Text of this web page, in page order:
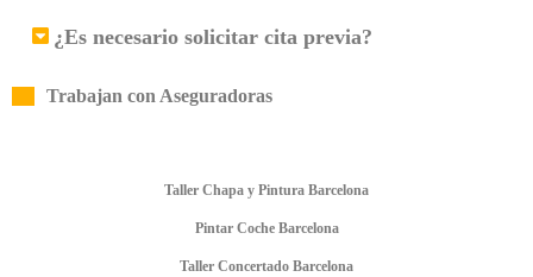
¿Es necesario solicitar cita previa?
Trabajan con Aseguradoras
Taller Chapa y Pintura Barcelona
Pintar Coche Barcelona
Taller Concertado Barcelona